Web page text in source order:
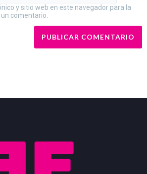
y sitio web en este navegador para la
comentario.